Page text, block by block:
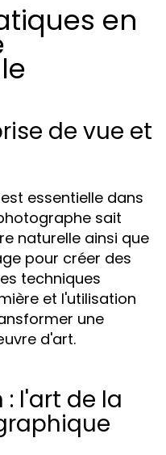
en
de vue et
essentielle dans
sait
naturelle ainsi que
pour créer des
techniques
et l'utilisation
une
d'art.
l'art de la